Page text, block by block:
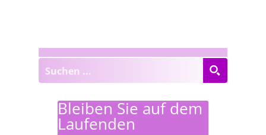
Bleiben Sie auf dem
Laufenden